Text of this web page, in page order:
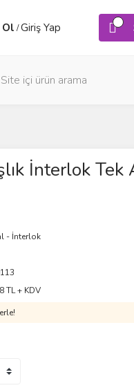
Ol /Giriş Yap
İnterlok Tek
- İnterlok
TL + KDV